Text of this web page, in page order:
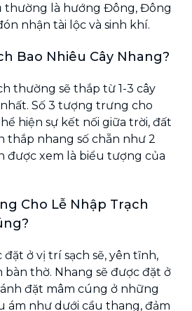
thường là hướng Đông, Đông
nhận tài lộc và sinh khí.
Bao Nhiêu Cây Nhang?
thường sẽ thắp từ 1-3 cây
Số 3 tượng trưng cho
hiện sự kết nối giữa trời, đất
thắp nhang số chẵn như 2
được xem là biểu tượng của
Cho Lễ Nhập Trạch
ở vị trí sạch sẽ, yên tĩnh,
thờ. Nhang sẽ được đặt ở
đặt mâm cúng ở những
ám như dưới cầu thang, đảm